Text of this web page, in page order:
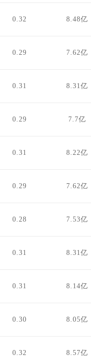
0.32 8.48亿
0.29 7.62亿
0.31 8.31亿
0.29 7.7亿
0.31 8.22亿
0.29 7.62亿
0.28 7.53亿
0.31 8.31亿
0.31 8.14亿
0.30 8.05亿
0.32 8.57亿